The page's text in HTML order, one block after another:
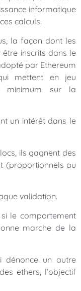
informatique
calculs.
la façon dont les
inscrits dans le
par Ethereum
mettent en jeu
minimum sur la
un intérêt dans le
ils gagnent des
(proportionnels au
validation.
le comportement
marche de la
dénonce un autre
ethers, l’objectif